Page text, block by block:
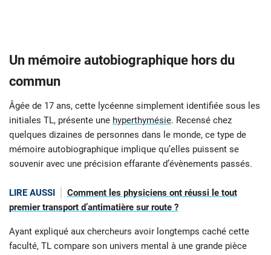
Un mémoire autobiographique hors du
commun
Âgée de 17 ans, cette lycéenne simplement identifiée sous les
initiales TL, présente une hyperthymésie. Recensé chez
quelques dizaines de personnes dans le monde, ce type de
mémoire autobiographique implique qu’elles puissent se
souvenir avec une précision effarante d’évènements passés.
LIRE AUSSI
Comment les physiciens ont réussi le tout
premier transport d’antimatière sur route ?
Ayant expliqué aux chercheurs avoir longtemps caché cette
faculté, TL compare son univers mental à une grande pièce